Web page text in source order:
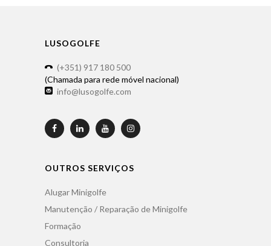
LUSOGOLFE
(+351) 917 180 500
(Chamada para rede móvel nacional)
info@lusogolfe.com
OUTROS SERVIÇOS
Alugar Minigolfe
Manutenção / Reparação de Minigolfe
Formação
Consultoria